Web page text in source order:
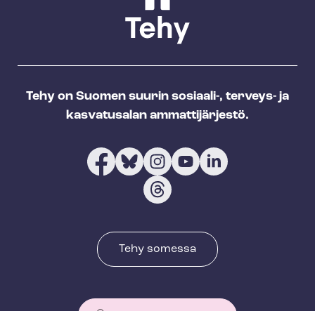
Tehy on Suomen suurin sosiaali-, terveys- ja
kasvatusalan ammattijärjestö.
Tehy somessa